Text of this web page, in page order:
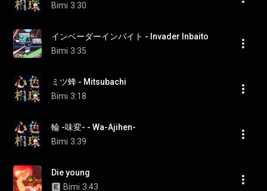
Bimi 3:30
インベーダーインバイト - Invader Inbaito
Bimi 3:35
ミツ蜂 - Mitsubachi
Bimi 3:18
輪 -味変- - Wa-Ajihen-
Bimi 3:39
Die young
Bimi 3:43